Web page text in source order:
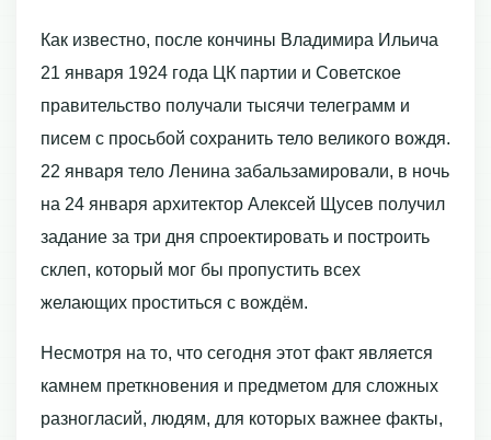
Как известно, после кончины Владимира Ильича
21 января 1924 года ЦК партии и Советское
правительство получали тысячи телеграмм и
писем с просьбой сохранить тело великого вождя.
22 января тело Ленина забальзамировали, в ночь
на 24 января архитектор Алексей Щусев получил
задание за три дня спроектировать и построить
склеп, который мог бы пропустить всех
желающих проститься с вождём.
Несмотря на то, что сегодня этот факт является
камнем преткновения и предметом для сложных
разногласий, людям, для которых важнее факты,